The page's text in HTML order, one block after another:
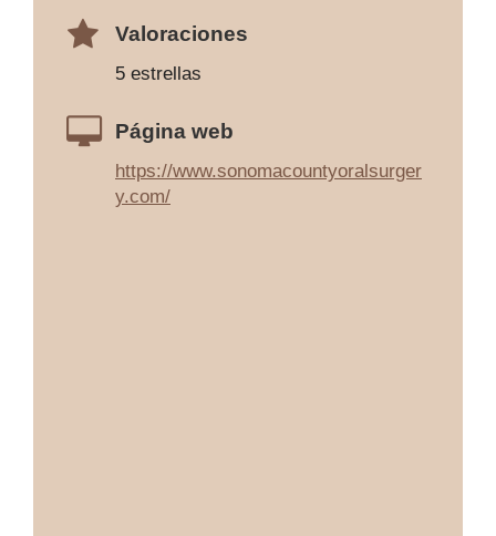
Valoraciones
5 estrellas
Página web
https://www.sonomacountyoralsurger
y.com/